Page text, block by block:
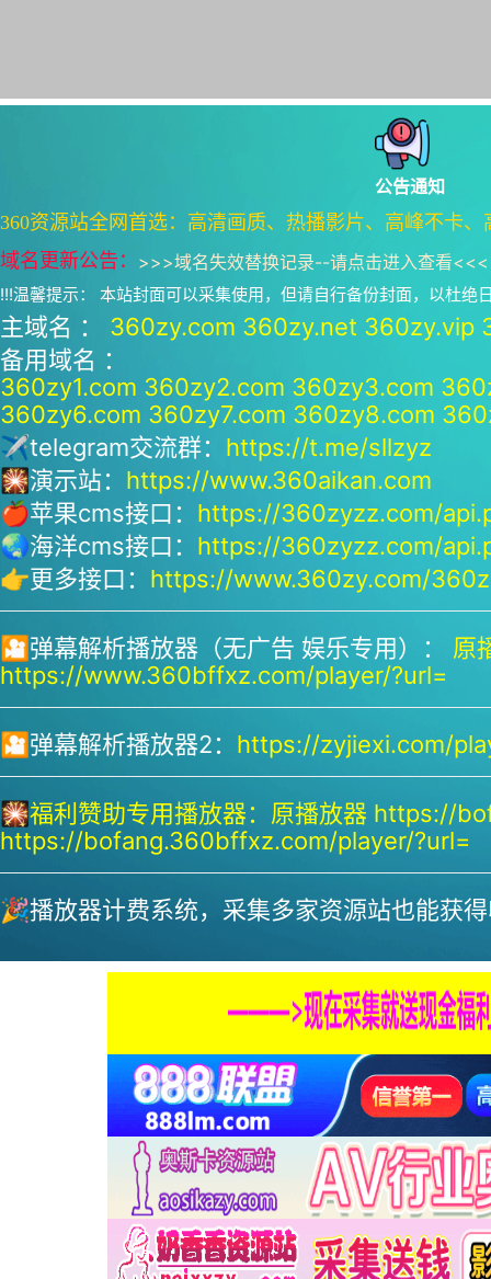
公告通知
360资源站全网首选：高清画质、热播影片、高峰不卡
域名更新公告： >>>域名失效替换记录--请点击进入查看<<<
!!!温馨提示： 本站封面可以采集使用，但请自行备份封面，以杜绝
主域名 ： 360zy.com 360zy.net 360zy.vip
备用域名 ：
360zy1.com 360zy2.com 360zy3.com
360zy6.com 360zy7.com 360zy8.com
✈telegram交流群： https://t.me/sllzyz
🎇演示站： https://www.360aikan.com
🍎苹果cms接口： https://360zyzz.com/
🌏海洋cms接口： https://360zyzz.com/
👉更多接口： https://www.360zy.com/
🎦弹幕解析播放器（无广告 娱乐专用）： 原
https://www.360bffxz.com/player/?url=
🎦弹幕解析播放器2： https://zyjiexi.com/
🎇福利赞助专用播放器： 原播放器 https://
https://bofang.360bffxz.com/player/?url=
🎉播放器计费系统，采集多家资源站也能获